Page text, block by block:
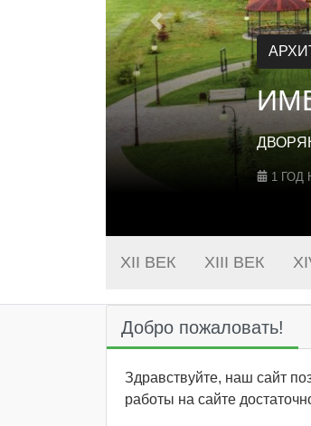
4
XII ВЕК XIII ВЕК
Добро пожаловать!
Здравствуйте, наш сайт
работы на сайте